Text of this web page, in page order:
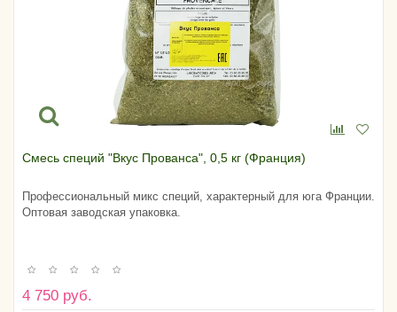
Смесь специй "Вкус Прованса", 0,5 кг (Франция)
Профессиональный микс специй, характерный для юга Франции.
Оптовая заводская упаковка.
4 750 руб.